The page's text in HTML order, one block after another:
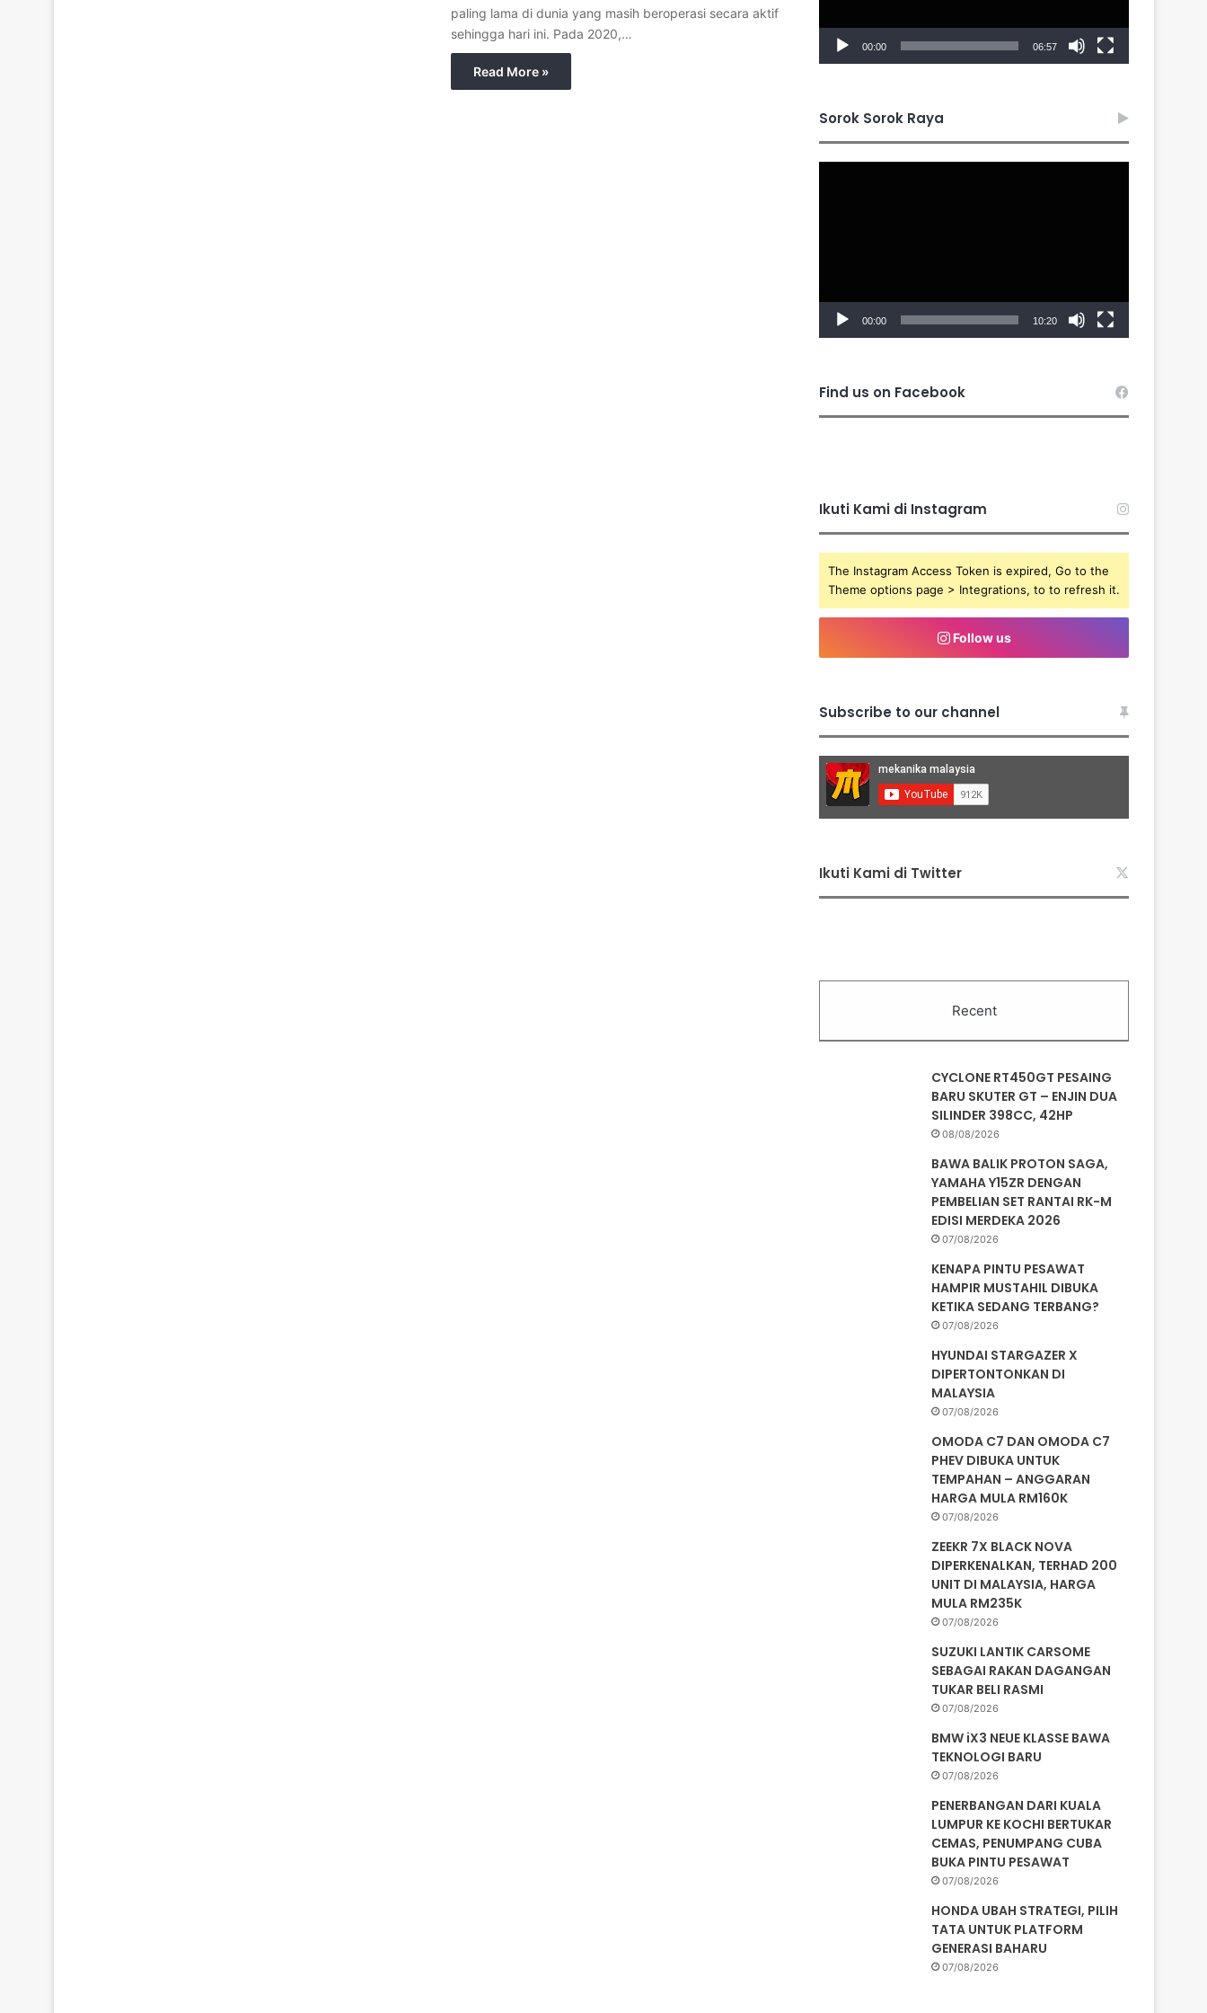
paling lama di dunia yang masih beroperasi secara aktif
sehingga hari ini. Pada 2020,…
Read More »
00:00 06:57
Sorok Sorok Raya
00:00 10:20
Find us on Facebook
Ikuti Kami di Instagram
The Instagram Access Token is expired, Go to the
Theme options page > Integrations, to to refresh it.
Follow us
Subscribe to our channel
Ikuti Kami di Twitter
Recent
CYCLONE RT450GT PESAING
BARU SKUTER GT – ENJIN DUA
SILINDER 398CC, 42HP
08/08/2026
BAWA BALIK PROTON SAGA,
YAMAHA Y15ZR DENGAN
PEMBELIAN SET RANTAI RK-M
EDISI MERDEKA 2026
07/08/2026
KENAPA PINTU PESAWAT
HAMPIR MUSTAHIL DIBUKA
KETIKA SEDANG TERBANG?
07/08/2026
HYUNDAI STARGAZER X
DIPERTONTONKAN DI
MALAYSIA
07/08/2026
OMODA C7 DAN OMODA C7
PHEV DIBUKA UNTUK
TEMPAHAN – ANGGARAN
HARGA MULA RM160K
07/08/2026
ZEEKR 7X BLACK NOVA
DIPERKENALKAN, TERHAD 200
UNIT DI MALAYSIA, HARGA
MULA RM235K
07/08/2026
SUZUKI LANTIK CARSOME
SEBAGAI RAKAN DAGANGAN
TUKAR BELI RASMI
07/08/2026
BMW iX3 NEUE KLASSE BAWA
TEKNOLOGI BARU
07/08/2026
PENERBANGAN DARI KUALA
LUMPUR KE KOCHI BERTUKAR
CEMAS, PENUMPANG CUBA
BUKA PINTU PESAWAT
07/08/2026
HONDA UBAH STRATEGI, PILIH
TATA UNTUK PLATFORM
GENERASI BAHARU
07/08/2026